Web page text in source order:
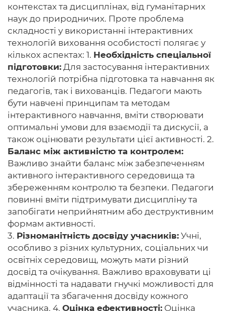
контекстах та дисциплінах, від гуманітарних
наук до природничих. Проте проблема
складності у використанні інтерактивних
технологій виховання особистості полягає у
кількох аспектах: 1. Необхідність спеціальної
підготовки: Для застосування інтерактивних
технологій потрібна підготовка та навчання як
педагогів, так і вихованців. Педагоги мають
бути навчені принципам та методам
інтерактивного навчання, вміти створювати
оптимальні умови для взаємодії та дискусії, а
також оцінювати результати цієї активності. 2.
Баланс між активністю та контролем:
Важливо знайти баланс між забезпеченням
активного інтерактивного середовища та
збереженням контролю та безпеки. Педагоги
повинні вміти підтримувати дисципліну та
запобігати неприйнятним або деструктивним
формам активності.
3. Різноманітність досвіду учасників: Учні,
особливо з різних культурних, соціальних чи
освітніх середовищ, можуть мати різний
досвід та очікування. Важливо враховувати ці
відмінності та надавати гнучкі можливості для
адаптації та збагачення досвіду кожного
учасника. 4. Оцінка ефективності: Оцінка